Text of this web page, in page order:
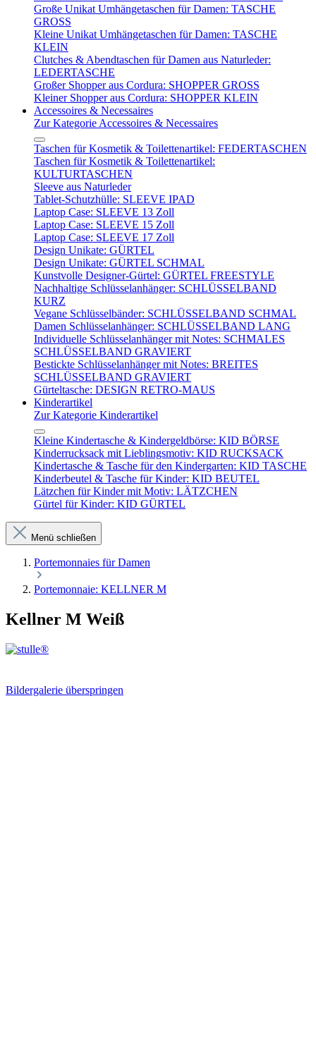
Große Unikat Umhängetaschen für Damen: TASCHE
GROSS
Kleine Unikat Umhängetaschen für Damen: TASCHE
KLEIN
Clutches & Abendtaschen für Damen aus Naturleder:
LEDERTASCHE
Großer Shopper aus Cordura: SHOPPER GROSS
Kleiner Shopper aus Cordura: SHOPPER KLEIN
Accessoires & Necessaires
Zur Kategorie Accessoires & Necessaires
Taschen für Kosmetik & Toilettenartikel: FEDERTASCHEN
Taschen für Kosmetik & Toilettenartikel:
KULTURTASCHEN
Sleeve aus Naturleder
Tablet-Schutzhülle: SLEEVE IPAD
Laptop Case: SLEEVE 13 Zoll
Laptop Case: SLEEVE 15 Zoll
Laptop Case: SLEEVE 17 Zoll
Design Unikate: GÜRTEL
Design Unikate: GÜRTEL SCHMAL
Kunstvolle Designer-Gürtel: GÜRTEL FREESTYLE
Nachhaltige Schlüsselanhänger: SCHLÜSSELBAND
KURZ
Vegane Schlüsselbänder: SCHLÜSSELBAND SCHMAL
Damen Schlüsselanhänger: SCHLÜSSELBAND LANG
Individuelle Schlüsselanhänger mit Notes: SCHMALES
SCHLÜSSELBAND GRAVIERT
Bestickte Schlüsselanhänger mit Notes: BREITES
SCHLÜSSELBAND GRAVIERT
Gürteltasche: DESIGN RETRO-MAUS
Kinderartikel
Zur Kategorie Kinderartikel
Kleine Kindertasche & Kindergeldbörse: KID BÖRSE
Kinderrucksack mit Lieblingsmotiv: KID RUCKSACK
Kindertasche & Tasche für den Kindergarten: KID TASCHE
Kinderbeutel & Tasche für Kinder: KID BEUTEL
Lätzchen für Kinder mit Motiv: LÄTZCHEN
Gürtel für Kinder: KID GÜRTEL
Menü schließen
Portemonnaies für Damen
Portemonnaie: KELLNER M
Kellner M Weiß
Bildergalerie überspringen